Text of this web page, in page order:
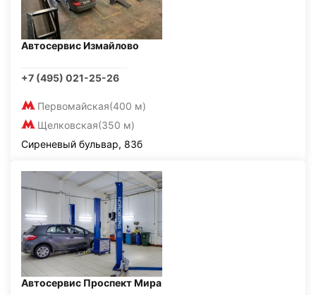
Автосервис Измайлово
+7 (495) 021-25-26
Первомайская(400 м)
Щелковская(350 м)
Сиреневый бульвар, 83б
Автосервис Проспект Мира